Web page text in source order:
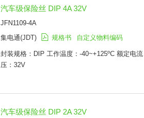
汽车级保险丝 DIP 4A 32V
JFN1109-4A
集电通(JDT)
规格书 自定义物料编码
封装规格：DIP 工作温度：-40~+125ºC 额定电
压：32V
汽车级保险丝 DIP 2A 32V